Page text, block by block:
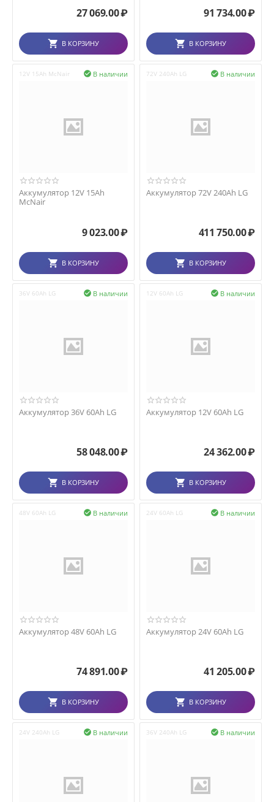
27 069.00₽
В КОРЗИНУ
91 734.00₽
В КОРЗИНУ
12V 15Ah McNair В наличии

Аккумулятор 12V 15Ah
McNair
9 023.00₽
В КОРЗИНУ
72V 240Ah LG В наличии

Аккумулятор 72V 240Ah LG
411 750.00₽
В КОРЗИНУ
36V 60Ah LG В наличии

Аккумулятор 36V 60Ah LG
58 048.00₽
В КОРЗИНУ
12V 60Ah LG В наличии

Аккумулятор 12V 60Ah LG
24 362.00₽
В КОРЗИНУ
48V 60Ah LG В наличии

Аккумулятор 48V 60Ah LG
74 891.00₽
В КОРЗИНУ
24V 60Ah LG В наличии

Аккумулятор 24V 60Ah LG
41 205.00₽
В КОРЗИНУ
24V 240Ah LG В наличии
 36V 240Ah LG В наличии
